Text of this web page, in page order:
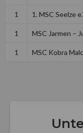
1 1. MSC Seelze
1 MSC Jarmen –
1 MSC Kobra